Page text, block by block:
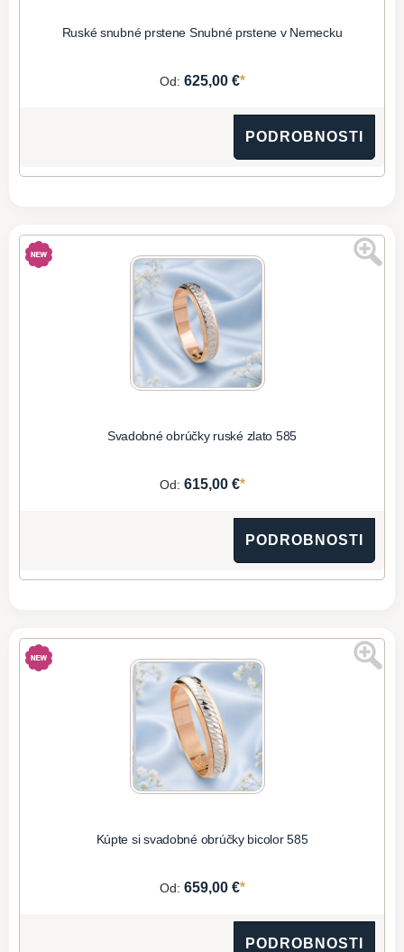
Ruské snubné prstene Snubné prstene v Nemecku
Od: 625,00 €*
PODROBNOSTI
Svadobné obrúčky ruské zlato 585
Od: 615,00 €*
PODROBNOSTI
Kúpte si svadobné obrúčky bicolor 585
Od: 659,00 €*
PODROBNOSTI